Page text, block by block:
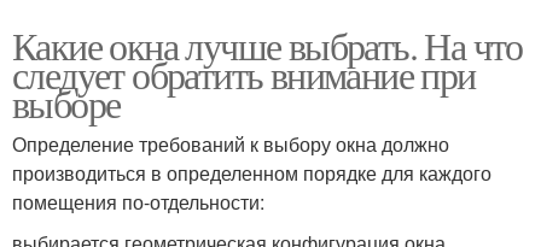
Какие окна лучше выбрать. На что
следует обратить внимание при
выборе
Определение требований к выбору окна должно
производиться в определенном порядке для каждого
помещения по-отдельности: